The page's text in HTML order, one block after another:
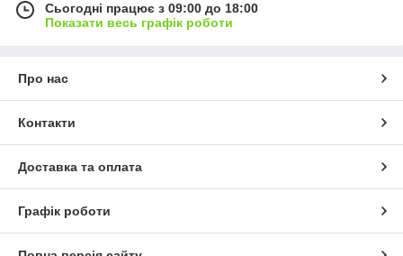
Сьогодні працює з 09:00 до 18:00
Показати весь графік роботи
Про нас
Контакти
Доставка та оплата
Графік роботи